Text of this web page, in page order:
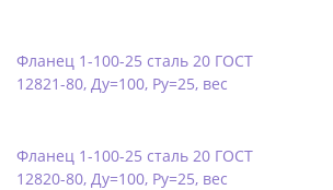
Фланец 1-100-25 сталь 20 ГОСТ
12821-80, Ду=100, Ру=25, вес
Фланец 1-100-25 сталь 20 ГОСТ
12820-80, Ду=100, Ру=25, вес